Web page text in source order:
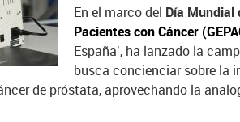
En el marco del Día Mundial
Pacientes con Cáncer
España’, ha lanzado la
busca concienciar sobre la
de próstata, aprovechando la